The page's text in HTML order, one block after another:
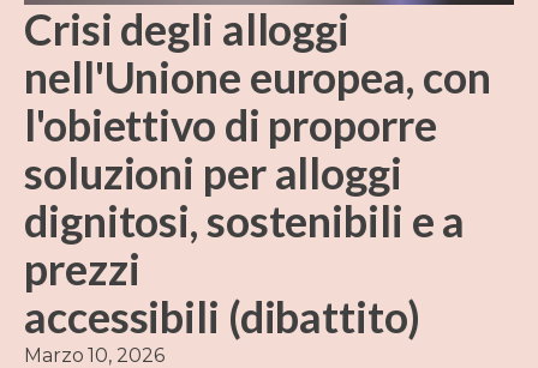
Crisi degli alloggi
nell'Unione europea, con
l'obiettivo di proporre
soluzioni per alloggi
dignitosi, sostenibili e a
prezzi
accessibili (dibattito)
Marzo 10, 2026